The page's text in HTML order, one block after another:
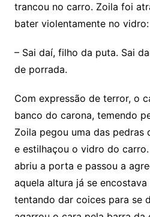
trancou no carro. Zoila foi
bater violentamente no vidro:
– Sai daí, filho da puta. Sai
de porrada.
Com expressão de terror, o
banco do carona, temendo
Zoila pegou uma das pedras
e estilhaçou o vidro do
abriu a porta e passou a
aquela altura já se
tentando dar coices para se